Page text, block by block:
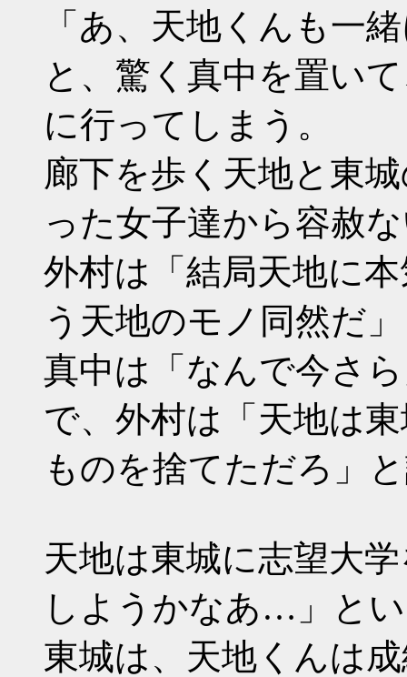
「あ、天地くんも一
と、驚く真中を置い
に行ってしまう。
廊下を歩く天地と東
った女子達から容赦
外村は「結局天地に
う天地のモノ同然だ
真中は「なんで今さ
で、外村は「天地は
ものを捨てただろ」
天地は東城に志望大
しようかなあ…」と
東城は、天地くんは